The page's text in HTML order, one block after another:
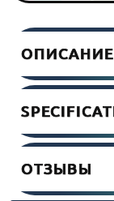
ОПИСАНИЕ
ОТЗЫВЫ